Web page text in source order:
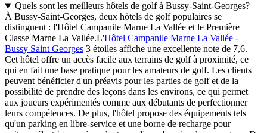
Quels sont les meilleurs hôtels de golf à Bussy-Saint-Georges?
À Bussy-Saint-Georges, deux hôtels de golf populaires se
distinguent : l'Hôtel Campanile Marne La Vallée et le Première
Classe Marne La Vallée.L'Hôtel Campanile Marne La Vallée -
Bussy Saint Georges 3 étoiles affiche une excellente note de 7,6.
Cet hôtel offre un accès facile aux terrains de golf à proximité, ce
qui en fait une base pratique pour les amateurs de golf. Les clients
peuvent bénéficier d'un préavis pour les parties de golf et de la
possibilité de prendre des leçons dans les environs, ce qui permet
aux joueurs expérimentés comme aux débutants de perfectionner
leurs compétences. De plus, l'hôtel propose des équipements tels
qu'un parking en libre-service et une borne de recharge pour